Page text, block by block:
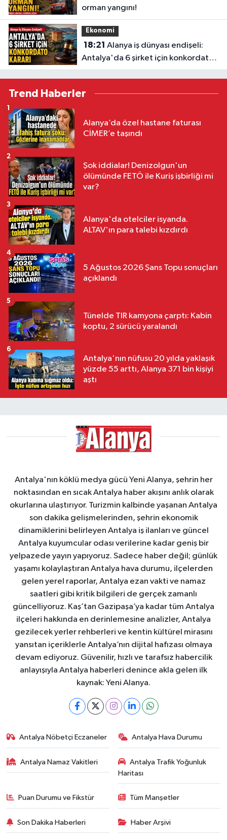
orman yangını!
Ekonomi
18:21
Antalya'da 6 şirket için konkordato
kararı
Trend Haberler
Alanya’da özel hastane faturası
CİMER’e taşındı
1
Şok iddialar! Denizolgun'un
ölümünde FETÖ ile Kuriş işbirliği mi
var?
2
Alanya'da otelciler isyanda.
ALTAV'ın para talebi kızdırdı
3
5 Ağustos 2026 Şans Topu sonuçları
açıklandı
4
Tünelde TIR kamyona çarptı: Kabin
koptu, 2 sürücü yaralandı
5
Antalya'nın nüfusu 20 yılda yaklaşık
yüzde 55 arttı, Alanya 371 bin kişiyi
aştı
6
Antalya'nın köklü medya gücü Yeni Alanya, şehrin her
noktasından en sıcak Antalya haber akışını anlık olarak
okurlarına ulaştırıyor. Turizmin kalbinde yaşanan Antalya
son dakika gelişmelerinden, şehrin ekonomik
dinamiklerini belirleyen Antalya iş ilanları ve güncel
Antalya kuyumcular odası verilerine kadar geniş bir
yelpazede yayın yapıyoruz. Sadece haber değil; günlük
yaşamı kolaylaştıran Antalya hava durumu, ilçelerden
gelen yerel raporlar, Antalya ezan vakti ve namaz
saatleri gibi kritik bilgileri de gerçek zamanlı
güncelliyoruz. Kaş’tan Gazipaşa’ya kadar tüm Antalya
ilçeleri hakkında en derinlemesine analizler, Antalya
gezilecek yerler rehberleri ve kentin kültürel mirasını
yansıtan içeriklerle Antalya’nın dijital hafızası olmaya
devam ediyoruz. Güvenilir, hızlı ve tarafsız habercilik
anlayışıyla Antalya haberleri denince akla gelen ilk
kaynak: Yeni Alanya.
Antalya Nöbetçi Eczaneler Antalya Hava Durumu
Antalya Namaz Vakitleri
Antalya Trafik Yoğunluk
Haritası
Puan Durumu ve Fikstür Tüm Manşetler
Son Dakika Haberleri Haber Arşivi